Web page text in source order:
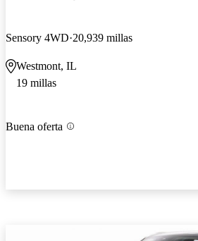
Sensory 4WD 20,939 millas
Westmont, IL
19 millas
Buena oferta